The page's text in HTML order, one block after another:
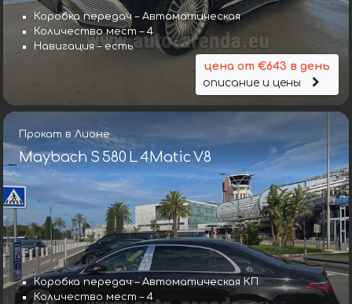
Коробка передач – Автоматическая
Количество мест – 4
Навигация – есть
цена от €643 в день
описание и цены
Прокат в Лионе
Maybach S 580 L 4Matic V8
Коробка передач – Автоматическая КП
Количество мест – 4